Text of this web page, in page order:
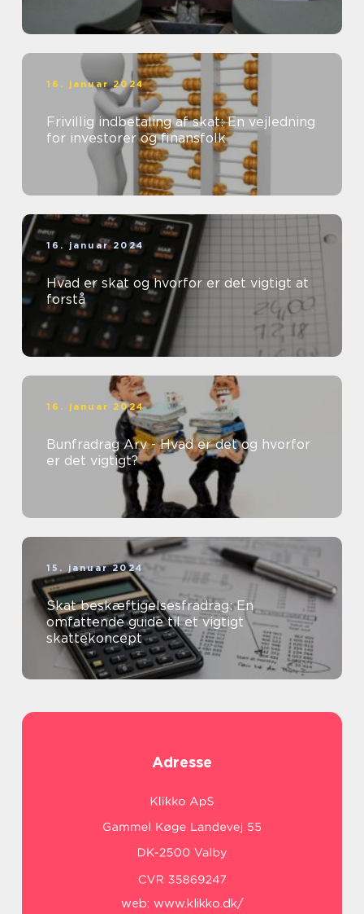
16. januar 2024
Frivillig indbetaling af skat: En vejledning
for investorer og finansfolk
16. januar 2024
Hvad er skat og hvorfor er det vigtigt at
forstå
16. januar 2024
Bunfradrag Arv - Hvad er det og hvorfor
er det vigtigt?
15. januar 2024
Skat beskæftigelsesfradrag: En
omfattende guide til et vigtigt
skattekoncept
Adresse
web: www.klikko.dk/